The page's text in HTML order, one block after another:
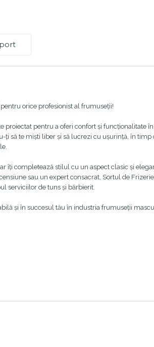
orice profesionist al frumuseții!
proiectat pentru a oferi confort și funcționalitate
să te miști liber și să lucrezi cu ușurință, în
îți completează stilul cu un aspect clasic și
sau un expert consacrat, Sortul de
serviciilor de tuns și bărbierit.
și în succesul tău în industria frumuseții